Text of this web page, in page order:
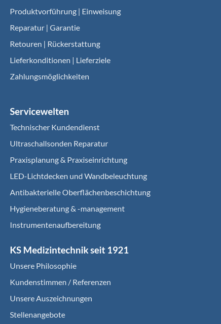
Produktvorführung | Einweisung
Reparatur | Garantie
Retouren | Rückerstattung
Lieferkonditionen | Lieferziele
Zahlungsmöglichkeiten
Servicewelten
Technischer Kundendienst
Ultraschallsonden Reparatur
Praxisplanung & Praxiseinrichtung
LED-Lichtdecken und Wandbeleuchtung
Antibakterielle Oberflächenbeschichtung
Hygieneberatung & -management
Instrumentenaufbereitung
KS Medizintechnik seit 1921
Unsere Philosophie
Kundenstimmen / Referenzen
Unsere Auszeichnungen
Stellenangebote